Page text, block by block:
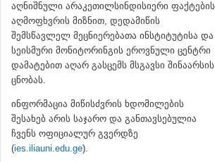
აღნიშნული არაკეთილსინდისიერი ფაქტების
აღმოფხვრის მიზნით, დედამიწის
შემსწავლელ მეცნიერებათა ინსტიტუტისა და
სეისმური მონიტორინგის ეროვნული ცენტრი
დამატებით აღარ გასცემს მსგავსი შინაარსის
ცნობას.
ინფორმაცია მიწისძვრის ხდომილების
შესახებ არის საჯარო და განთავსებულია
ჩვენს ოფიციალურ გვერდზე
(ies.iliauni.edu.ge).